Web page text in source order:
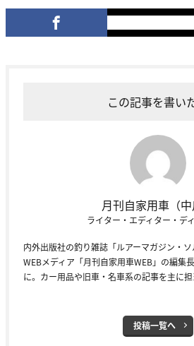
この記事を書い
月刊自家用車（中
ライター・エディター・デ
内外出版社の釣り雑誌「ルアーマガジン・
WEBメディア「月刊自家用車WEB」の編集
に。カー用品や旧車・名車系の記事を主に担
投稿一覧へ